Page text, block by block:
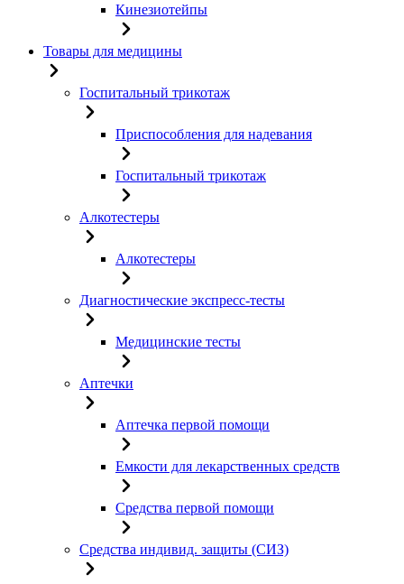
Кинезиотейпы
Товары для медицины
Госпитальный трикотаж
Приспособления для надевания
Госпитальный трикотаж
Алкотестеры
Алкотестеры
Диагностические экспресс-тесты
Медицинские тесты
Аптечки
Аптечка первой помощи
Емкости для лекарственных средств
Средства первой помощи
Средства индивид. защиты (СИЗ)